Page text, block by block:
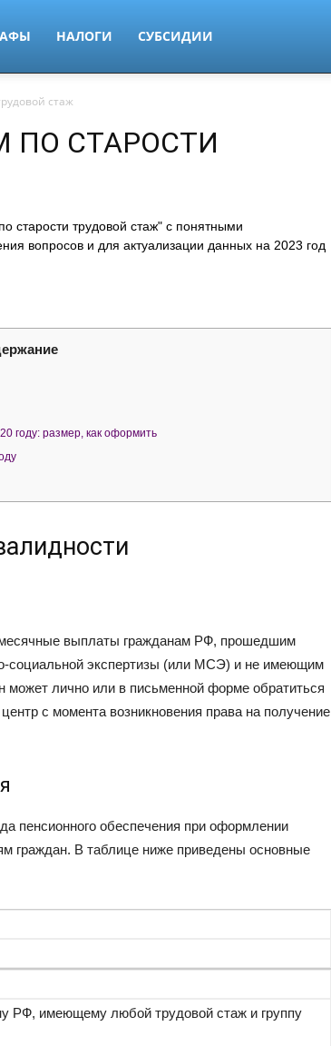
НАЛОГИ СУБСИДИИ
стаж
ПО СТАРОСТИ
старости трудовой стаж" с понятными
вопросов и для актуализации данных на 2023 год
году: размер, как оформить
выплаты гражданам РФ, прошедшим
социальной экспертизы (или МСЭ) и не имеющим
может лично или в письменной форме обратиться
с момента возникновения права на получение
пенсионного обеспечения при оформлении
граждан. В таблице ниже приведены основные
РФ, имеющему любой трудовой стаж и группу